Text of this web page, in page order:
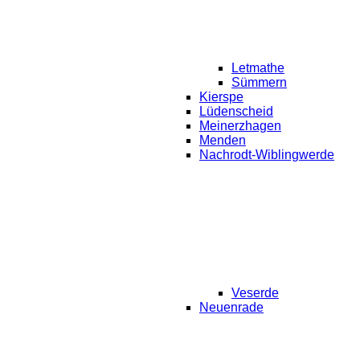
Letmathe
Sümmern
Kierspe
Lüdenscheid
Meinerzhagen
Menden
Nachrodt-Wiblingwerde
Veserde
Neuenrade